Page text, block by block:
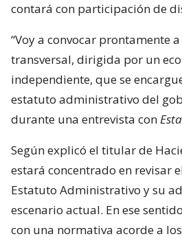
contará con participación de
“Voy a convocar prontamente
transversal, dirigida por un
independiente, que se
estatuto administrativo del
durante una entrevista con
Según explicó el titular de
estará concentrado en revisar
Estatuto Administrativo y su
escenario actual. En ese
con una normativa acorde a